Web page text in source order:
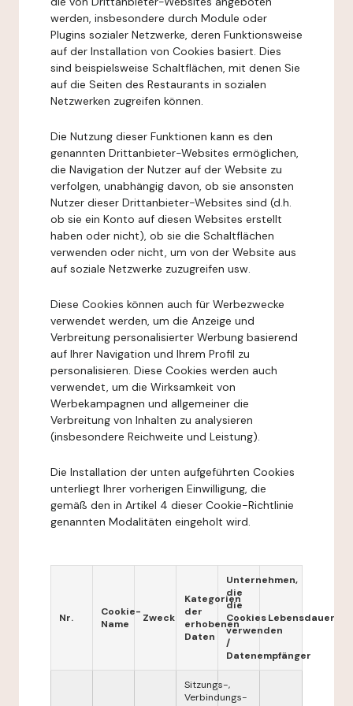
werden, insbesondere durch Module oder
Plugins sozialer Netzwerke, deren Funktionsweise
auf der Installation von Cookies basiert. Dies
sind beispielsweise Schaltflächen, mit denen Sie
auf die Seiten des Restaurants in sozialen
Netzwerken zugreifen können.
Die Nutzung dieser Funktionen kann es den
genannten Drittanbieter-Websites ermöglichen,
die Navigation der Nutzer auf der Website zu
verfolgen, unabhängig davon, ob sie ansonsten
Nutzer dieser Drittanbieter-Websites sind (d.h.
ob sie ein Konto auf diesen Websites erstellt
haben oder nicht), ob sie die Schaltflächen
verwenden oder nicht, um von der Website aus
auf soziale Netzwerke zuzugreifen usw.
Diese Cookies können auch für Werbezwecke
verwendet werden, um die Anzeige und
Verbreitung personalisierter Werbung basierend
auf Ihrer Navigation und Ihrem Profil zu
personalisieren. Diese Cookies werden auch
verwendet, um die Wirksamkeit von
Werbekampagnen und allgemeiner die
Verbreitung von Inhalten zu analysieren
(insbesondere Reichweite und Leistung).
Die Installation der unten aufgeführten Cookies
unterliegt Ihrer vorherigen Einwilligung, die
gemäß den in Artikel 4 dieser Cookie-Richtlinie
genannten Modalitäten eingeholt wird.
Nr.
Cookie-
Name
Zweck
Kategorien
der
erhobenen
Daten
Unternehmen,
die
die
Cookies
verwenden
/
Datenempfänger
Lebensdauer
Sitzungs-,
Verbindungs-